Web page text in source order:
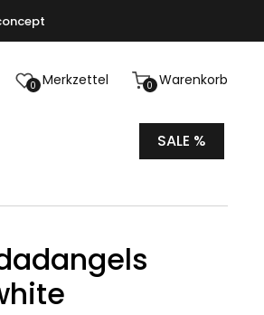
0 Warenkorb
0 Merkzettel
SALE %